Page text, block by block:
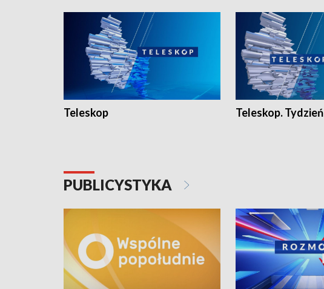
Teleskop Teleskop. Tydzień
PUBLICYSTYKA